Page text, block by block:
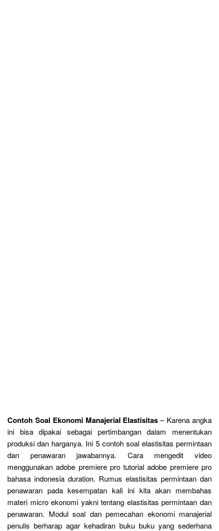
Contoh Soal Ekonomi Manajerial Elastisitas – Karena angka
ini bisa dipakai sebagai pertimbangan dalam menentukan
produksi dan harganya. Ini 5 contoh soal elastisitas permintaan
dan penawaran jawabannya. Cara mengedit video
menggunakan adobe premiere pro tutorial adobe premiere pro
bahasa indonesia duration. Rumus elastisitas permintaan dan
penawaran pada kesempatan kali ini kita akan membahas
materi micro ekonomi yakni tentang elastisitas permintaan dan
penawaran. Modul soal dan pemecahan ekonomi manajerial
penulis berharap agar kehadiran buku buku yang sederhana